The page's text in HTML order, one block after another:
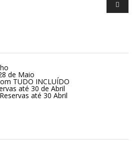
de Maio
TUDO INCLUÍDO
até 30 de Abril
até 30 Abril